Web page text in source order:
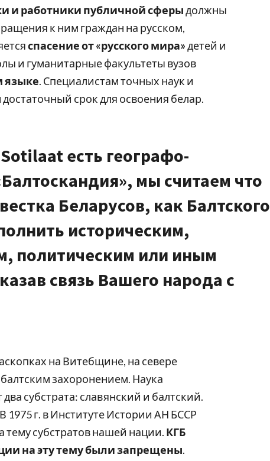
и работники публичной сферыдолжны
к ним граждан на русском,
спасение от «русского мира»детей и
и гуманитарные факультеты вузов
языке. Специалистам точных наук и
срок для освоения белар.
есть географо-
мы считаем что
Беларусов, как Балтского
историческим,
политическим или иным
связь Вашего народа с
на Витебщине, на севере
захоронением. Наука
субстрата: славянский и балтский.
1975 г. в Институте Истории АН БССР
субстратов нашей нации. КГБ
на эту тему были запрещены.